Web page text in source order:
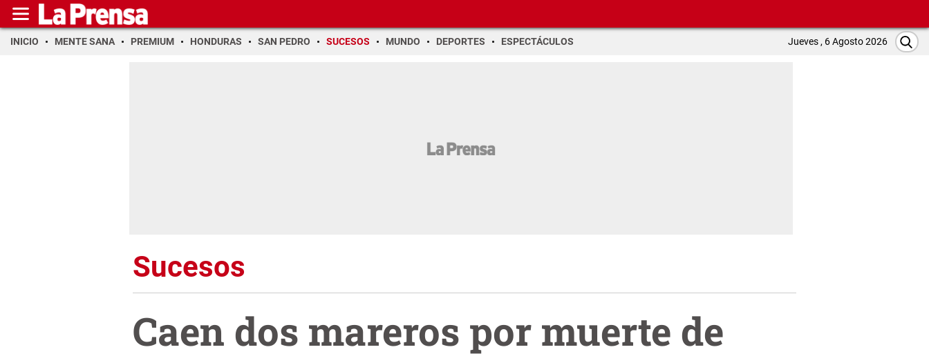
INICIO MENTE SANA PREMIUM HONDURAS SAN PEDRO SUCESOS MUNDO DEPORTES ESPECTÁCULOS Jueves , 6 Agosto 2026
Sucesos
Caen dos mareros por muerte de